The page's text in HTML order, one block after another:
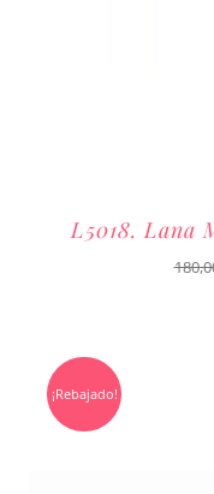
L5018. Lana
¡Rebajado!